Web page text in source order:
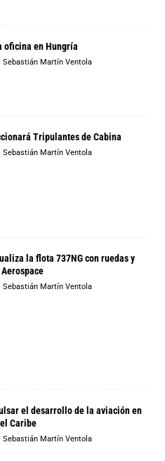
oficina en Hungría
Sebastián Martín Ventola
Tripulantes de Cabina
Sebastián Martín Ventola
la flota 737NG con ruedas y
Sebastián Martín Ventola
el desarrollo de la aviación en
Caribe
Sebastián Martín Ventola